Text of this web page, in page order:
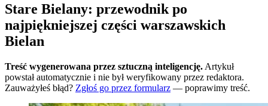
Stare Bielany: przewodnik po
najpiękniejszej części warszawskich
Bielan
Treść wygenerowana przez sztuczną inteligencję. Artykuł
powstał automatycznie i nie był weryfikowany przez redaktora.
Zauważyłeś błąd? Zgłoś go przez formularz — poprawimy treść.